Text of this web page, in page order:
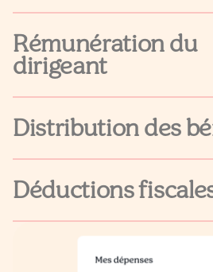
Rémunération du
dirigeant
Distribution des
Déductions